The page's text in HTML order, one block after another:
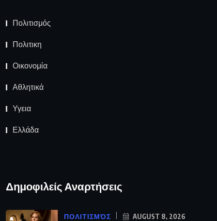
Πολιτισμός
Πολιτικη
Οικονομία
Αθλητικά
Υγεια
Ελλάδα
Δημοφιλείς Αναρτήσεις
ΠΟΛΙΤΙΣΜΌΣ AUGUST 8, 2026